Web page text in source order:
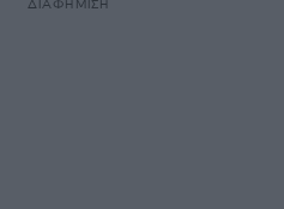
ΔΙΑΦΗΜΙΣΗ